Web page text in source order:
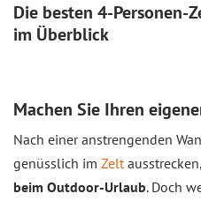
Die besten 4-Personen-
im Überblick
Machen Sie Ihren
Nach einer anstrengenden
genüsslich im Zelt
beim Outdoor-Urlaub. Doch